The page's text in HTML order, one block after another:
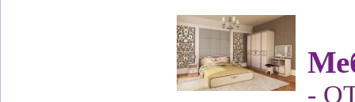
-